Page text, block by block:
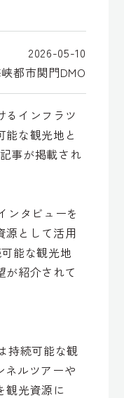
2026-05-10
都市関門DMO
るインフラツ
能な観光地と
事が掲載され
ンタビューを
源として活用
能な観光地
が紹介されて
持続可能な観
ネルツアーや
観光資源に